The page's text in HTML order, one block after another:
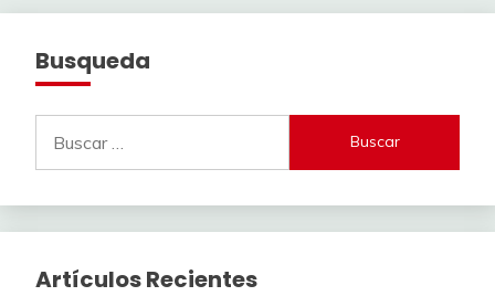
Busqueda
Artículos Recientes